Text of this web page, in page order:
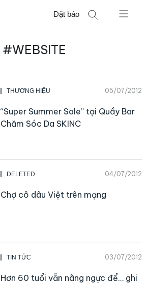
Đặt báo
#WEBSITE
THƯƠNG HIỆU 05/07/2012
“Super Summer Sale” tại Quầy Bar
Chăm Sóc Da SKINC
DELETED 04/07/2012
Chợ cô dâu Việt trên mạng
TIN TỨC 03/07/2012
Hơn 60 tuổi vẫn nâng ngực để… ghi